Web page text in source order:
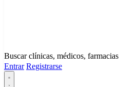
Buscar clínicas, médicos, farmacias
Entrar Registrarse